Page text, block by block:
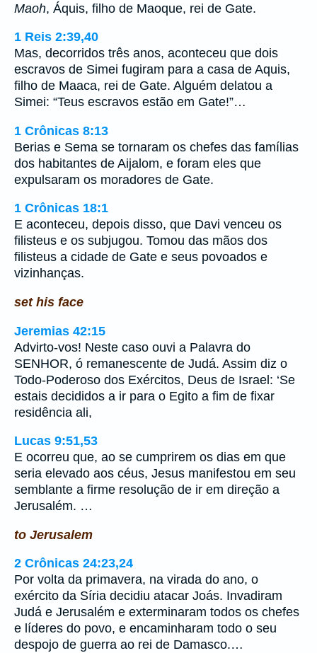
Maoh, Áquis, filho de Maoque, rei de Gate.
1 Reis 2:39,40
Mas, decorridos três anos, aconteceu que dois
escravos de Simei fugiram para a casa de Aquis,
filho de Maaca, rei de Gate. Alguém delatou a
Simei: “Teus escravos estão em Gate!”…
1 Crônicas 8:13
Berias e Sema se tornaram os chefes das famílias
dos habitantes de Aijalom, e foram eles que
expulsaram os moradores de Gate.
1 Crônicas 18:1
E aconteceu, depois disso, que Davi venceu os
filisteus e os subjugou. Tomou das mãos dos
filisteus a cidade de Gate e seus povoados e
vizinhanças.
set his face
Jeremias 42:15
Advirto-vos! Neste caso ouvi a Palavra do
SENHOR, ó remanescente de Judá. Assim diz o
Todo-Poderoso dos Exércitos, Deus de Israel: ‘Se
estais decididos a ir para o Egito a fim de fixar
residência ali,
Lucas 9:51,53
E ocorreu que, ao se cumprirem os dias em que
seria elevado aos céus, Jesus manifestou em seu
semblante a firme resolução de ir em direção a
Jerusalém. …
to Jerusalem
2 Crônicas 24:23,24
Por volta da primavera, na virada do ano, o
exército da Síria decidiu atacar Joás. Invadiram
Judá e Jerusalém e exterminaram todos os chefes
e líderes do povo, e encaminharam todo o seu
despojo de guerra ao rei de Damasco.…